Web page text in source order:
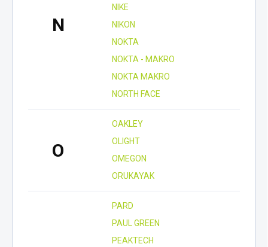
N
NIKE
NIKON
NOKTA
NOKTA - MAKRO
NOKTA MAKRO
NORTH FACE
O
OAKLEY
OLIGHT
OMEGON
ORUKAYAK
PARD
PAUL GREEN
PEAKTECH